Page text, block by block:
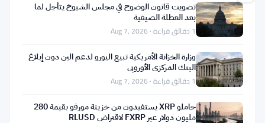
أصدر
صندوق
النقد
الدولي
تحليلًا
حول
تصويت قانون الوضوح في مجلس الشيوخ يتأجل لما
بعد العطلة الصيفية
1 دقائق قراءة · Aug 7, 2026
وزارة الخزانة الأمريكية تبيع اليورو لدعم الين دون إبلاغ
البنك المركزي الأوروبي
1 دقائق قراءة · Aug 7, 2026
حاملو XRP يستفيدون من خزينة مورفو بقيمة 280
مليون دولار عبر FXRP لاقتراض RLUSD